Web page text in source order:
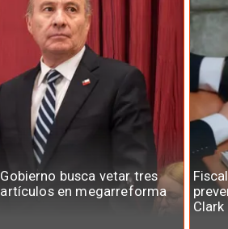
Gobierno busca vetar tres
artículos en megarreforma